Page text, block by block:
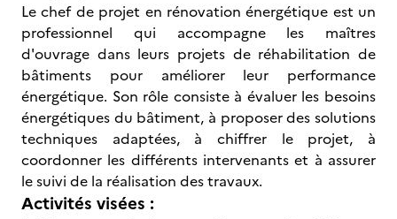
Le chef de projet en rénovation énergétique est un
professionnel qui accompagne les maîtres
d'ouvrage dans leurs projets de réhabilitation de
bâtiments pour améliorer leur performance
énergétique. Son rôle consiste à évaluer les besoins
énergétiques du bâtiment, à proposer des solutions
techniques adaptées, à chiffrer le projet, à
coordonner les différents intervenants et à assurer
le suivi de la réalisation des travaux.
Activités visées :